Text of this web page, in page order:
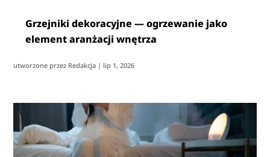
Grzejniki dekoracyjne — ogrzewanie jako
element aranżacji wnętrza
utworzone przez Redakcja | lip 1, 2026